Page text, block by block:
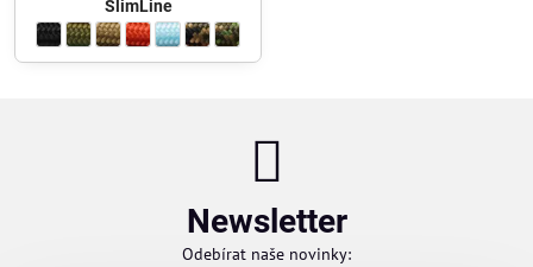
SlimLine
LevAR IGL HPA hadice SlimLine - Barva opletu SlimLine:
matná černá
LevAR IGL HPA hadice SlimLine - Barva opletu SlimLine:
olivově zelená
LevAR IGL HPA hadice SlimLine - Barva opletu SlimLine:
coyote hnědá
LevAR IGL HPA hadice SlimLine - Barva opletu SlimLine:
temně červená
LevAR IGL HPA hadice SlimLine - Barva opletu SlimLine:
oceánově modrá
LevAR IGL HPA hadice SlimLine - Barva opletu SlimLine:
tiger kamufláž
LevAR IGL HPA hadice SlimLine - Barva opletu
green zone kamufláž
Newsletter
Odebírat naše novinky: